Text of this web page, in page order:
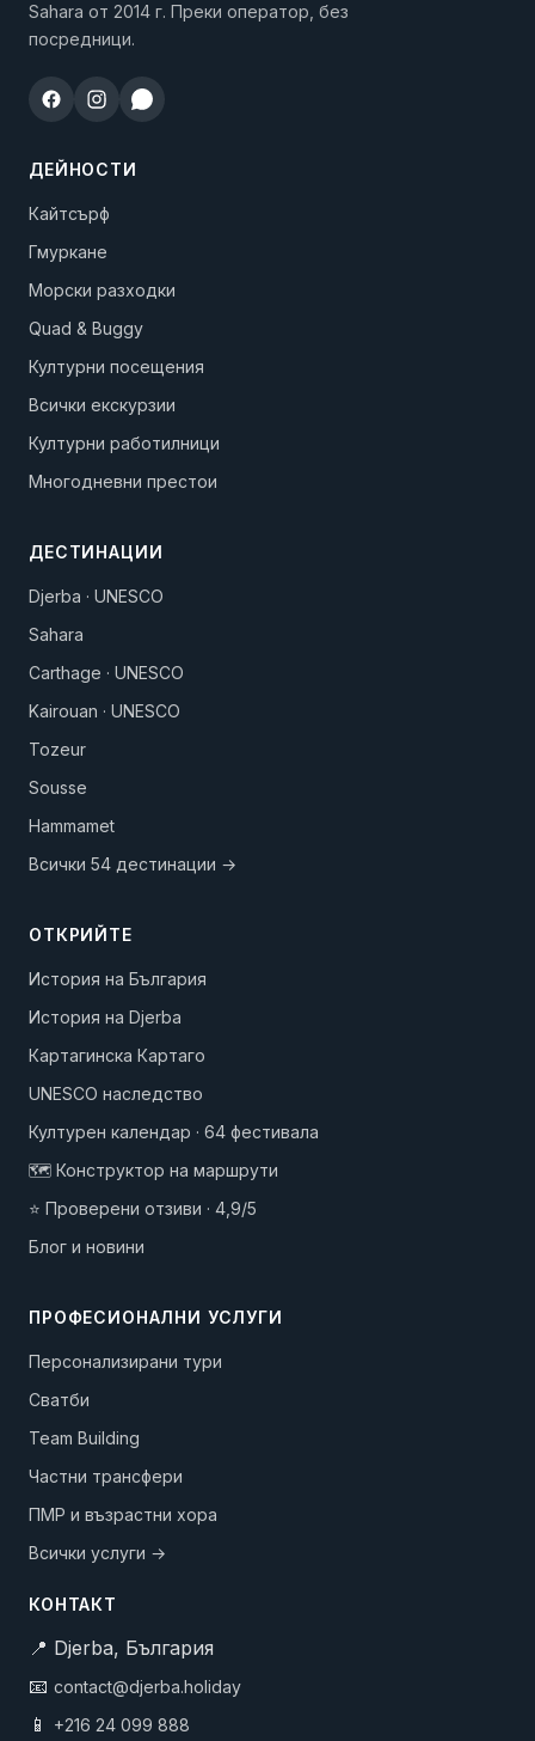
Sahara от 2014 г. Преки оператор, без
посредници.
ДЕЙНОСТИ
Кайтсърф
Гмуркане
Морски разходки
Quad & Buggy
Културни посещения
Всички екскурзии
Културни работилници
Многодневни престои
ДЕСТИНАЦИИ
Djerba · UNESCO
Sahara
Carthage · UNESCO
Kairouan · UNESCO
Tozeur
Sousse
Hammamet
Всички 54 дестинации →
ОТКРИЙТЕ
История на България
История на Djerba
Картагинска Картаго
UNESCO наследство
Културен календар · 64 фестивала
🗺️ Конструктор на маршрути
⭐ Проверени отзиви · 4,9/5
Блог и новини
ПРОФЕСИОНАЛНИ УСЛУГИ
Персонализирани тури
Сватби
Team Building
Частни трансфери
ПМР и възрастни хора
Всички услуги →
КОНТАКТ
📍 Djerba, България
📧 contact@djerba.holiday
📱 +216 24 099 888